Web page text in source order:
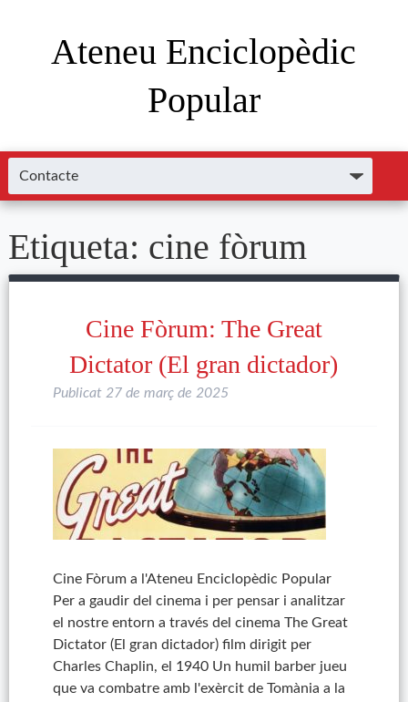
Ateneu Enciclopèdic
Popular
Etiqueta: cine fòrum
Cine Fòrum: The Great
Dictator (El gran dictador)
Publicat 27 de març de 2025
Cine Fòrum a l'Ateneu Enciclopèdic Popular
Per a gaudir del cinema i per pensar i analitzar
el nostre entorn a través del cinema The Great
Dictator (El gran dictador) film dirigit per
Charles Chaplin, el 1940 Un humil barber jueu
que va combatre amb l'exèrcit de Tomània a la